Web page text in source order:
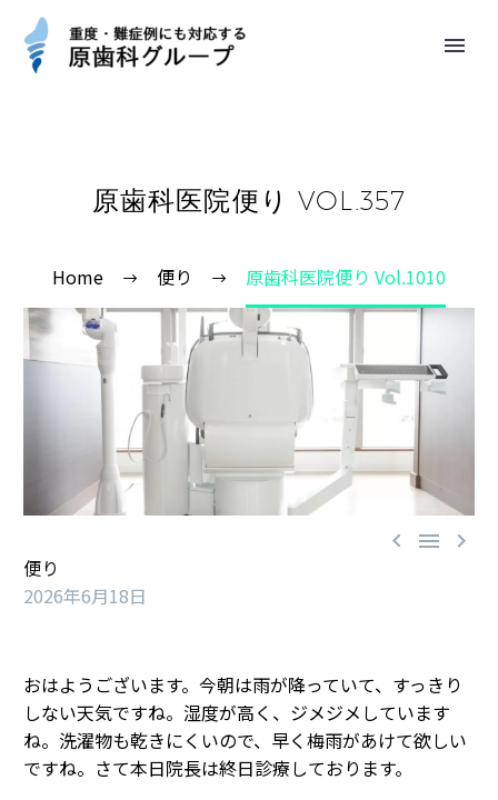
原歯科医院便り VOL.357
Home 便り 原歯科医院便り Vol.1010
  
便り
2026年6月18日
おはようございます。今朝は雨が降っていて、すっきり
しない天気ですね。湿度が高く、ジメジメしています
ね。洗濯物も乾きにくいので、早く梅雨があけて欲しい
ですね。さて本日院長は終日診療しております。